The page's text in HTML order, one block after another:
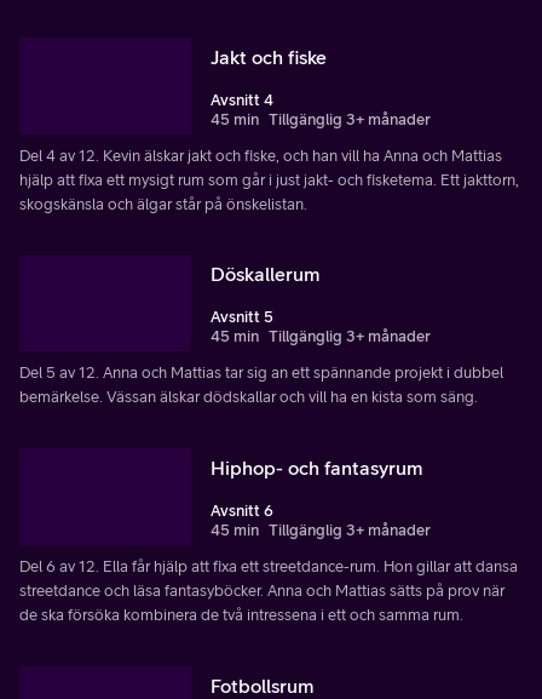
Jakt och fiske
Avsnitt 4
45 min Tillgänglig 3+ månader
Del 4 av 12. Kevin älskar jakt och fiske, och han vill ha Anna och Mattias
hjälp att fixa ett mysigt rum som går i just jakt- och fisketema. Ett jakttorn,
skogskänsla och älgar står på önskelistan.
Döskallerum
Avsnitt 5
45 min Tillgänglig 3+ månader
Del 5 av 12. Anna och Mattias tar sig an ett spännande projekt i dubbel
bemärkelse. Vässan älskar dödskallar och vill ha en kista som säng.
Hiphop- och fantasyrum
Avsnitt 6
45 min Tillgänglig 3+ månader
Del 6 av 12. Ella får hjälp att fixa ett streetdance-rum. Hon gillar att dansa
streetdance och läsa fantasyböcker. Anna och Mattias sätts på prov när
de ska försöka kombinera de två intressena i ett och samma rum.
Fotbollsrum